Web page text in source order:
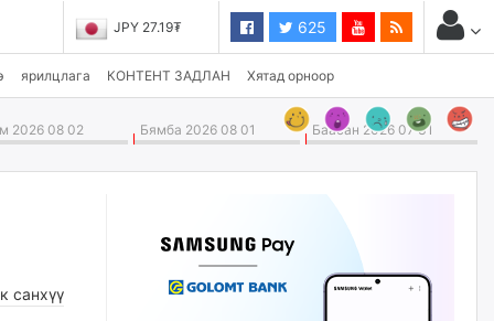
JPY 27.19₮ 625
ярилцлага КОНТЕНТ ЗАДЛАН Хятад орноор
2026 08 02 Бямба 2026 08 01 Баасан 2026 07 31
санхүү